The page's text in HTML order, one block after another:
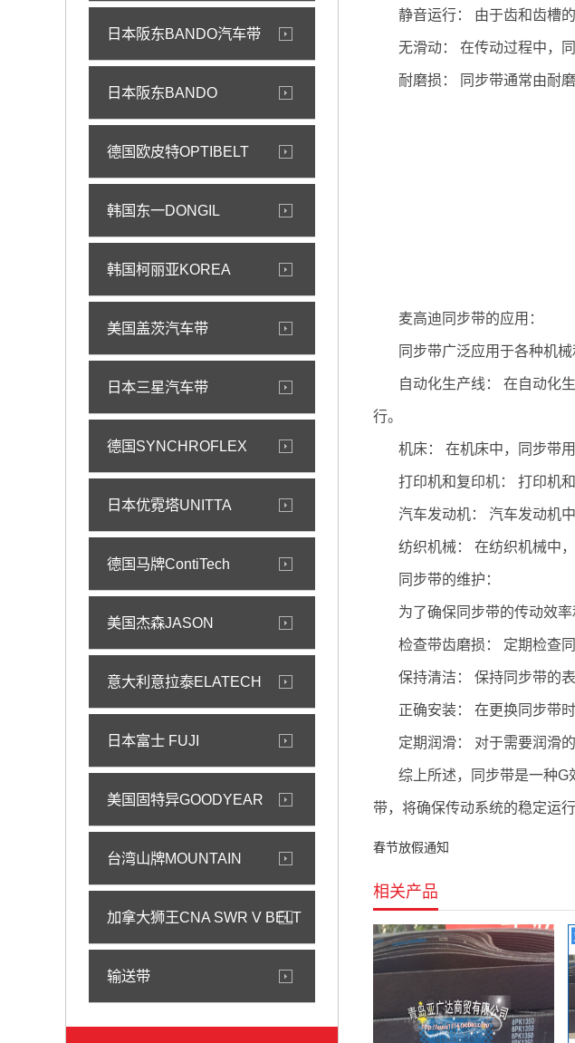
日本阪东BANDO汽车带
日本阪东BANDO
德国欧皮特OPTIBELT
韩国东一DONGIL
韩国柯丽亚KOREA
美国盖茨汽车带
日本三星汽车带
德国SYNCHROFLEX
日本优霓塔UNITTA
德国马牌ContiTech
美国杰森JASON
意大利意拉泰ELATECH
日本富士 FUJI
美国固特异GOODYEAR
台湾山牌MOUNTAIN
加拿大狮王CNA SWR V BELT
输送带
静音运行： 由于齿和齿槽
无滑动： 在传动过程中，
耐磨损： 同步带通常由耐
麦高迪同步带的应用：
同步带广泛应用于各种机械
自动化生产线： 在自动化
行。
机床： 在机床中，同步带
打印机和复印机： 打印机
汽车发动机： 汽车发动机
纺织机械： 在纺织机械中
同步带的维护：
为了确保同步带的传动效
检查带齿磨损： 定期检查
保持清洁： 保持同步带的
正确安装： 在更换同步带
定期润滑： 对于需要润滑
综上所述，同步带是一种
带，将确保传动系统的稳定运
春节放假通知
相关产品